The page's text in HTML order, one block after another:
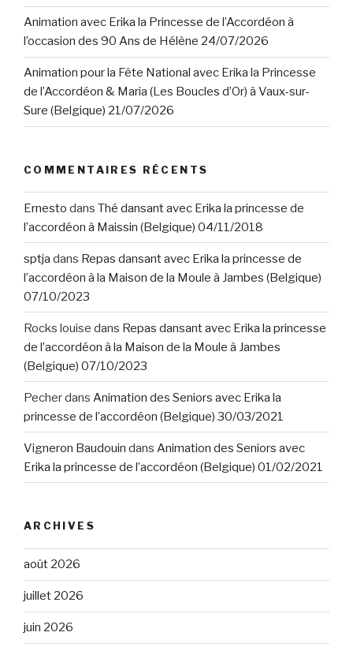
Animation avec Erika la Princesse de l’Accordéon à
l’occasion des 90 Ans de Hélène 24/07/2026
Animation pour la Fête National avec Erika la Princesse
de l’Accordéon & Maria (Les Boucles d’Or) à Vaux-sur-
Sure (Belgique) 21/07/2026
COMMENTAIRES RÉCENTS
Ernesto dans Thé dansant avec Erika la princesse de
l’accordéon à Maissin (Belgique) 04/11/2018
sptja dans Repas dansant avec Erika la princesse de
l’accordéon à la Maison de la Moule à Jambes (Belgique)
07/10/2023
Rocks louise dans Repas dansant avec Erika la princesse
de l’accordéon à la Maison de la Moule à Jambes
(Belgique) 07/10/2023
Pecherdans Animation des Seniors avec Erika la
princesse de l’accordéon (Belgique) 30/03/2021
Vigneron Baudouin dans Animation des Seniors avec
Erika la princesse de l’accordéon (Belgique) 01/02/2021
ARCHIVES
août 2026
juillet 2026
juin 2026